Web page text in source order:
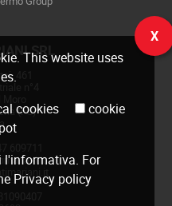
This website uses
cookies
cookie
l'informativa. For
Privacy policy
X
SRL
461
(FC)